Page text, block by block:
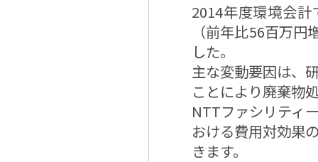
2014年度環境会
（前年比56百万
した。
主な変動要因は、
ことにより廃棄物
NTTファシリティ
おける費用対効果
きます。